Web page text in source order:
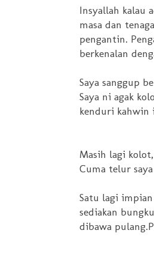
Insyallah kalau
masa dan
pengantin.
berkenalan
Saya sanggup
Saya ni agak
kenduri kahwin
Masih lagi
Cuma telur
Satu lagi
sediakan
dibawa